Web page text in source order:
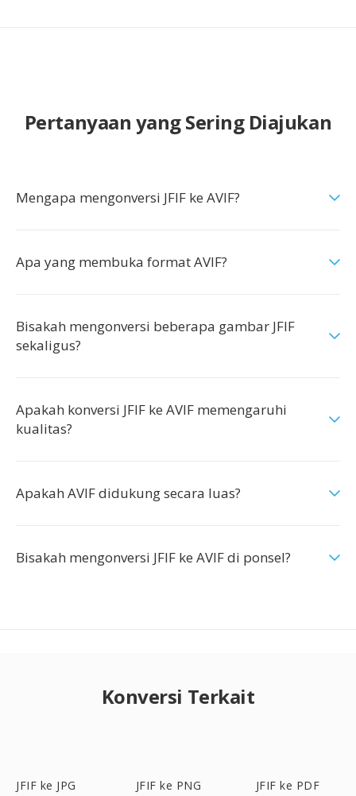
Pertanyaan yang Sering Diajukan
Mengapa mengonversi JFIF ke AVIF?
Apa yang membuka format AVIF?
Bisakah mengonversi beberapa gambar JFIF
sekaligus?
Apakah konversi JFIF ke AVIF memengaruhi
kualitas?
Apakah AVIF didukung secara luas?
Bisakah mengonversi JFIF ke AVIF di ponsel?
Konversi Terkait
JFIF ke JPG JFIF ke PNG JFIF ke PDF